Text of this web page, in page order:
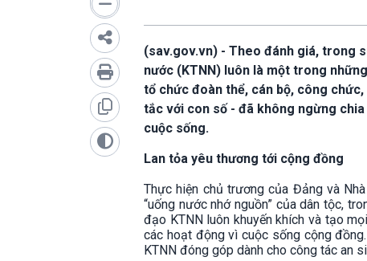
(sav.gov.vn) - Theo đánh giá, trong
nước (KTNN) luôn là một trong
tổ chức đoàn thể, cán bộ, công
tắc với con số - đã không ngừng
cuộc sống.
Lan tỏa yêu thương tới cộng đồng
Thực hiện chủ trương của Đảng và
“uống nước nhớ nguồn” của dân tộc,
đạo KTNN luôn khuyến khích và tạo
các hoạt động vì cuộc sống cộng
KTNN đóng góp dành cho công tác an